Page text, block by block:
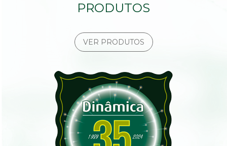
PRODUTOS
VER PRODUTOS